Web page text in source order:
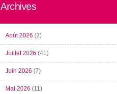
Archives
Août 2026 (2)
Juillet 2026 (41)
Juin 2026 (7)
Mai 2026 (11)